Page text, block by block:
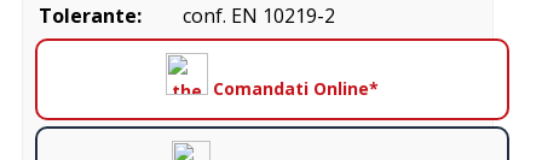
Tolerante:
conf. EN 10219-2
Comandati Online*